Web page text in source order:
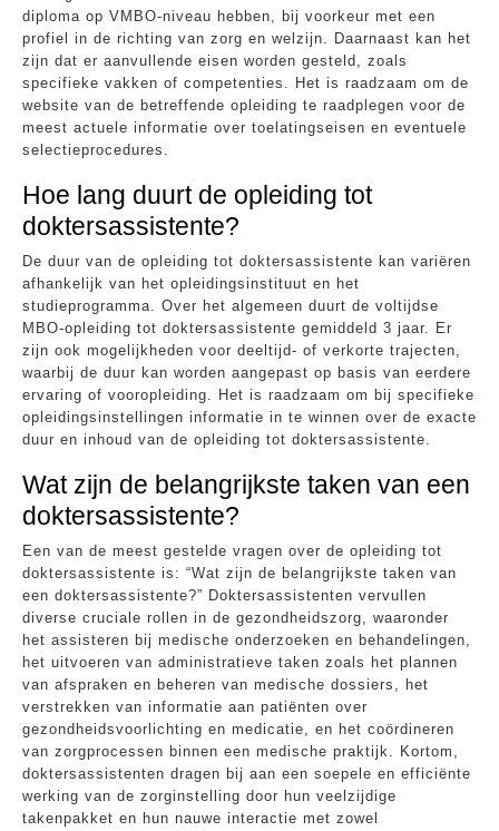
diploma op VMBO-niveau hebben, bij voorkeur met een
profiel in de richting van zorg en welzijn. Daarnaast kan het
zijn dat er aanvullende eisen worden gesteld, zoals
specifieke vakken of competenties. Het is raadzaam om de
website van de betreffende opleiding te raadplegen voor de
meest actuele informatie over toelatingseisen en eventuele
selectieprocedures.
Hoe lang duurt de opleiding tot
doktersassistente?
De duur van de opleiding tot doktersassistente kan variëren
afhankelijk van het opleidingsinstituut en het
studieprogramma. Over het algemeen duurt de voltijdse
MBO-opleiding tot doktersassistente gemiddeld 3 jaar. Er
zijn ook mogelijkheden voor deeltijd- of verkorte trajecten,
waarbij de duur kan worden aangepast op basis van eerdere
ervaring of vooropleiding. Het is raadzaam om bij specifieke
opleidingsinstellingen informatie in te winnen over de exacte
duur en inhoud van de opleiding tot doktersassistente.
Wat zijn de belangrijkste taken van een
doktersassistente?
Een van de meest gestelde vragen over de opleiding tot
doktersassistente is: “Wat zijn de belangrijkste taken van
een doktersassistente?” Doktersassistenten vervullen
diverse cruciale rollen in de gezondheidszorg, waaronder
het assisteren bij medische onderzoeken en behandelingen,
het uitvoeren van administratieve taken zoals het plannen
van afspraken en beheren van medische dossiers, het
verstrekken van informatie aan patiënten over
gezondheidsvoorlichting en medicatie, en het coördineren
van zorgprocessen binnen een medische praktijk. Kortom,
doktersassistenten dragen bij aan een soepele en efficiënte
werking van de zorginstelling door hun veelzijdige
takenpakket en hun nauwe interactie met zowel